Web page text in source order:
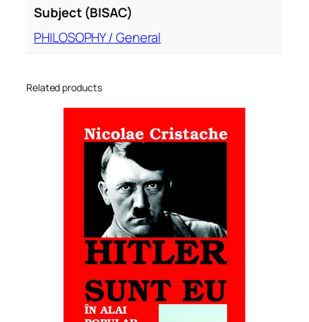
Subject (BISAC)
PHILOSOPHY / General
Related products